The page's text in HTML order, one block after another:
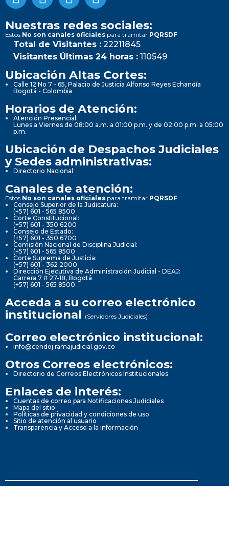
Nuestras redes sociales:
Estos No son canales oficiales para tramitar PQRSDF
Total de Visitantes : 22211845
Visitantes Últimas 24 horas : 110549
Ubicación Altas Cortes:
Calle 12 No 7 - 65, Palacio de Justicia Alfonso Reyes Echandía
Bogotá - Colombia
Horarios de Atención:
Atención Presencial:
Lunes a Viernes de 08:00 a.m. a 01:00 p.m. y de 02:00 p.m. a 05:00
p.m.
Ubicación de Despachos Judiciales
y Sedes administrativas:
Directorio Nacional
Canales de atención:
Estos No son canales oficiales para tramitar PQRSDF
Consejo Superior de la Judicatura:
(+57) 601 - 565 8500
Corte Constitucional:
(+57) 601 - 350 6200
Consejo de Estado:
(+57) 601 - 350 6700
Comisión Nacional de Disciplina Judicial:
(+57) 601 - 565 8500
Corte Suprema de Justicia:
(+57) 601 - 362 2000
Dirección Ejecutiva de Administración Judicial - DEAJ:
Carrera 7 # 27-18, Bogotá
(+57) 601 - 565 8500
Acceda a su correo electrónico
institucional (Servidores Judiciales)
Correo electrónico institucional:
info@cendoj.ramajudicial.gov.co
Otros Correos electrónicos:
Directorio de Correos Electrónicos Institucionales
Enlaces de interés:
Cuentas de correo para Notificaciones Judiciales
Mapa del sitio
Políticas de privacidad y condiciones de uso
Sitio de atención al usuario
Transparencia y Acceso a la información